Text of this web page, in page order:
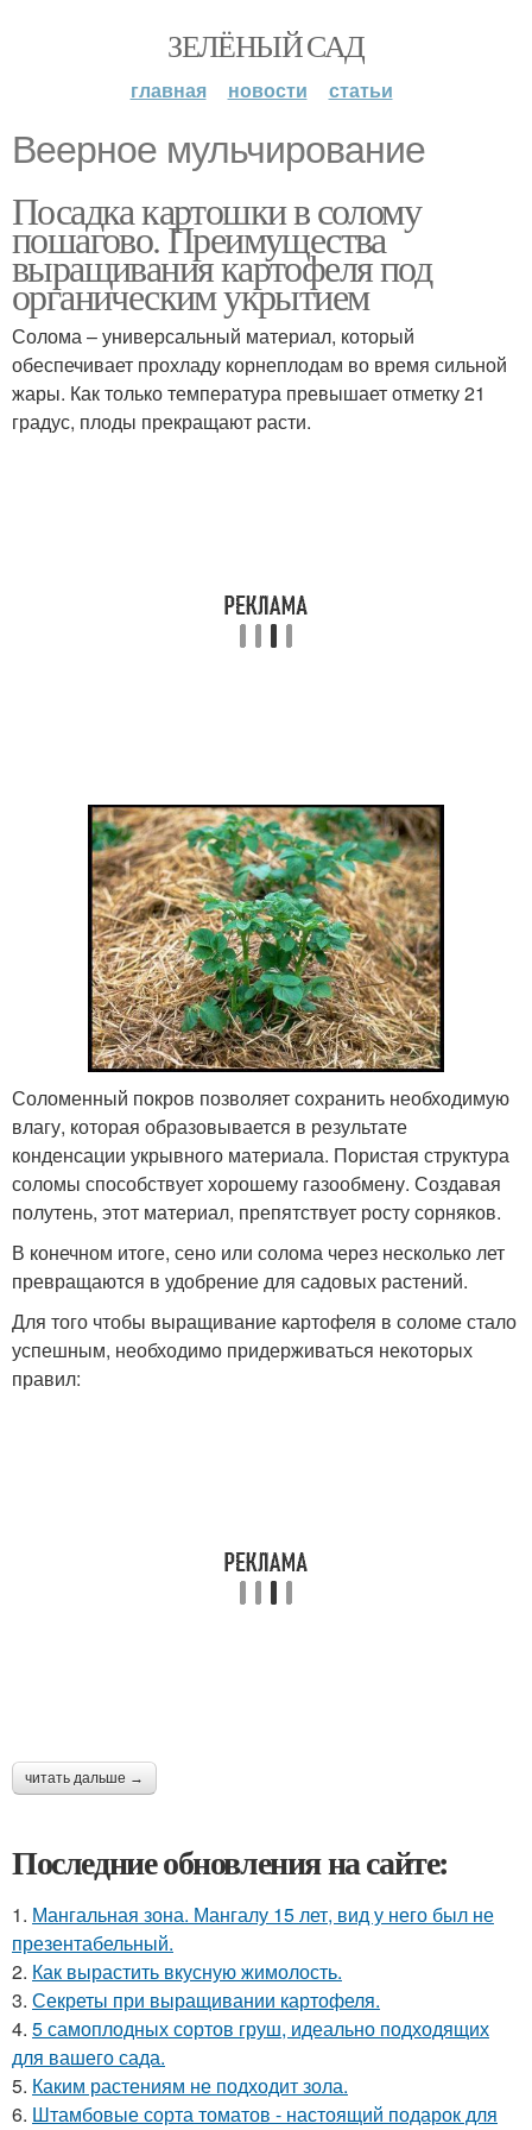
ЗЕЛЁНЫЙ САД
главная новости статьи
Веерное мульчирование
Посадка картошки в солому
пошагово. Преимущества
выращивания картофеля под
органическим укрытием
Солома – универсальный материал, который
обеспечивает прохладу корнеплодам во время сильной
жары. Как только температура превышает отметку 21
градус, плоды прекращают расти.
Соломенный покров позволяет сохранить необходимую
влагу, которая образовывается в результате
конденсации укрывного материала. Пористая структура
соломы способствует хорошему газообмену. Создавая
полутень, этот материал, препятствует росту сорняков.
В конечном итоге, сено или солома через несколько лет
превращаются в удобрение для садовых растений.
Для того чтобы выращивание картофеля в соломе стало
успешным, необходимо придерживаться некоторых
правил:
читать дальше →
Последние обновления на сайте:
1. Мангальная зона. Мангалу 15 лет, вид у него был не
презентабельный.
2. Как вырастить вкусную жимолость.
3. Секреты при выращивании картофеля.
4. 5 самоплодных сортов груш, идеально подходящих
для вашего сада.
5. Каким растениям не подходит зола.
6. Штамбовые сорта томатов - настоящий подарок для